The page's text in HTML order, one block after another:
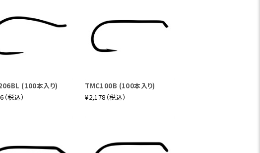
ワーと、ロクマルクラスの大物にも対応するリフテ
ンキングラインを使えば表層からディープまで湖や
揮します。シングルハンドロッドの8番のイメージ
(100本入り)
税込）
TMC100B (100本入り)
¥2,178（税込）